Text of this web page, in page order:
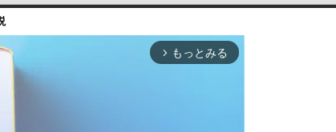
arrow_forward_ios もっとみる